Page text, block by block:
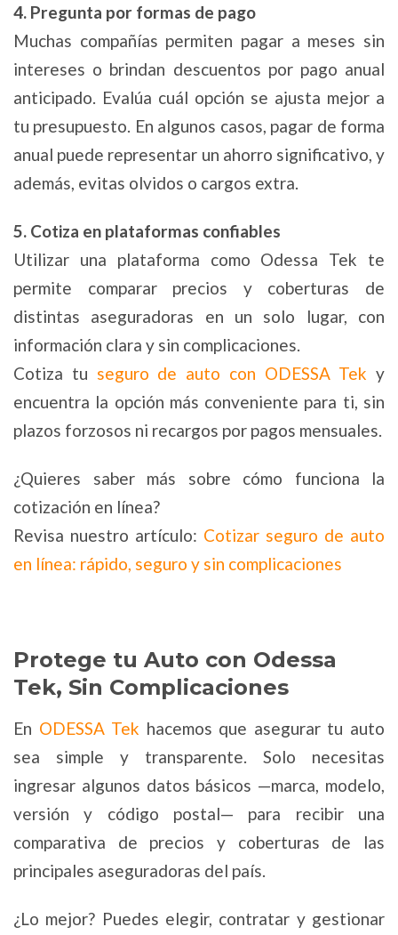
4. Pregunta por formas de pago
Muchas compañías permiten pagar a meses sin
intereses o brindan descuentos por pago anual
anticipado. Evalúa cuál opción se ajusta mejor a
tu presupuesto. En algunos casos, pagar de forma
anual puede representar un ahorro significativo, y
además, evitas olvidos o cargos extra.
5. Cotiza en plataformas confiables
Utilizar una plataforma como Odessa Tek te
permite comparar precios y coberturas de
distintas aseguradoras en un solo lugar, con
información clara y sin complicaciones.
Cotiza tu seguro de auto con ODESSA Tek y
encuentra la opción más conveniente para ti, sin
plazos forzosos ni recargos por pagos mensuales.
¿Quieres saber más sobre cómo funciona la
cotización en línea?
Revisa nuestro artículo: Cotizar seguro de auto
en línea: rápido, seguro y sin complicaciones
Protege tu Auto con Odessa
Tek, Sin Complicaciones
En ODESSA Tek hacemos que asegurar tu auto
sea simple y transparente. Solo necesitas
ingresar algunos datos básicos —marca, modelo,
versión y código postal— para recibir una
comparativa de precios y coberturas de las
principales aseguradoras del país.
¿Lo mejor? Puedes elegir, contratar y gestionar